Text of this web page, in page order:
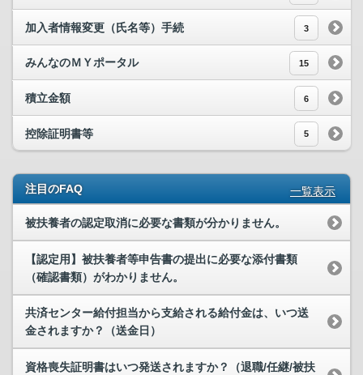
加入者情報変更（氏名等）手続 3
みんなのＭＹポータル 15
積立金額 6
控除証明書等 5
注目のFAQ 一覧表示
被扶養者の認定取消に必要な書類が分かりません。
【認定用】被扶養者等申告書の提出に必要な添付書類
（確認書類）がわかりません。
共済センター給付担当から支給される給付金は、いつ送
金されますか？（送金日）
資格喪失証明書はいつ発送されますか？（退職/任継/被扶